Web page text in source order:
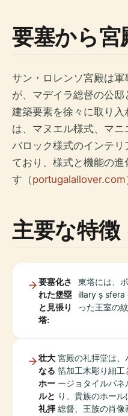
要塞から宮
サン・ロレンソ宮殿は
が、マデイラ総督の公
建築要素を徐々に取り
は、マヌエル様式、マニ
バロック様式のインテ
ており、様式と機能の
す（portugalallover.com
主要な特徴
要塞化さ
れた堡塁
と見張り
塔:
東塔には、
illary ș sfera
った王室の
壮大
なる
ホー
ルと
礼拝
宮殿の礼拝堂は、
箔加工木彫り細工
ージョタイルパネ
り、貴族のホー
総督、王族の肖像